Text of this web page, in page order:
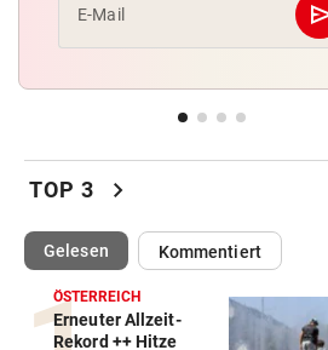
vor
Kunden ist das egal“
Rätsel um in Pool ertrunkenes
Mädchen (3)
ZÖLLE UND MINDESTPREIS
Neue US-Handelsschranken
Hightech-Rohstoff
E-Mail
TOP 3 chevron_right
Gelesen(ausgewählt)Kommentiert
ÖSTERREICH
Erneuter Allzeit-
Rekord ++ Hitze